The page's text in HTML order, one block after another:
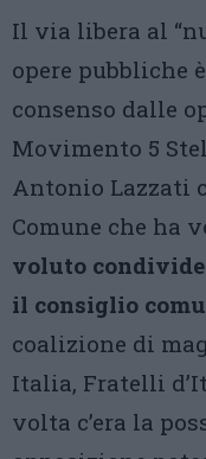
Il via libera al
opere pubbliche
consenso dalle
Movimento 5
Antonio Lazzati
Comune che ha
voluto
il consiglio
coalizione di
Italia, Fratelli
volta c’era la